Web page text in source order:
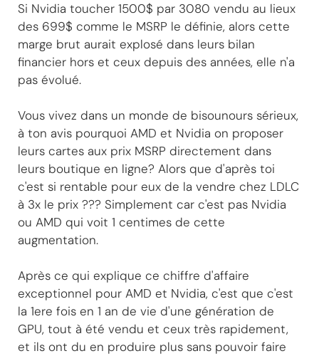
Si Nvidia toucher 1500$ par 3080 vendu au lieux
des 699$ comme le MSRP le définie, alors cette
marge brut aurait explosé dans leurs bilan
financier hors et ceux depuis des années, elle n'a
pas évolué.
Vous vivez dans un monde de bisounours sérieux,
à ton avis pourquoi AMD et Nvidia on proposer
leurs cartes aux prix MSRP directement dans
leurs boutique en ligne? Alors que d'après toi
c'est si rentable pour eux de la vendre chez LDLC
à 3x le prix ??? Simplement car c'est pas Nvidia
ou AMD qui voit 1 centimes de cette
augmentation.
Après ce qui explique ce chiffre d'affaire
exceptionnel pour AMD et Nvidia, c'est que c'est
la 1ere fois en 1 an de vie d'une génération de
GPU, tout à été vendu et ceux très rapidement,
et ils ont du en produire plus sans pouvoir faire